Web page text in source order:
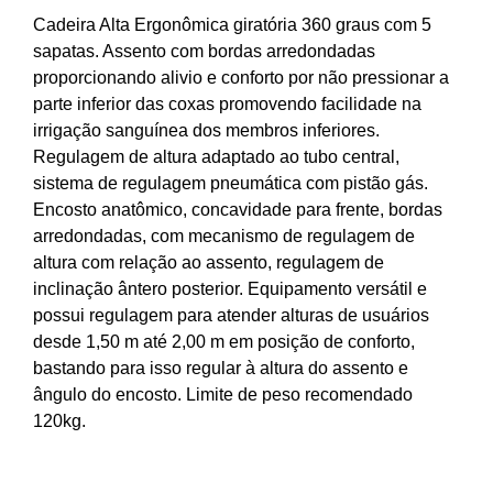
Cadeira Alta Ergonômica giratória 360 graus com 5
sapatas. Assento com bordas arredondadas
proporcionando alivio e conforto por não pressionar a
parte inferior das coxas promovendo facilidade na
irrigação sanguínea dos membros inferiores.
Regulagem de altura adaptado ao tubo central,
sistema de regulagem pneumática com pistão gás.
Encosto anatômico, concavidade para frente, bordas
arredondadas, com mecanismo de regulagem de
altura com relação ao assento, regulagem de
inclinação ântero posterior. Equipamento versátil e
possui regulagem para atender alturas de usuários
desde 1,50 m até 2,00 m em posição de conforto,
bastando para isso regular à altura do assento e
ângulo do encosto. Limite de peso recomendado
120kg.